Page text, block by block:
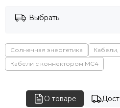
Выбрать
Солнечная энергетика
Кабели,
Кабели с коннектором МС4
О товаре